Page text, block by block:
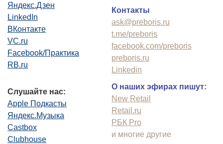
Яндекс.Дзен
LinkedIn
ВКонтакте
VC.ru
Facebook/Практика
RB.ru
Слушайте нас:
Apple Подкасты
Яндекс.Музыка
Castbox
Clubhouse
Контакты
ask@preboris.ru
t.me/preboris
facebook.com/preboris
preboris.ru
Linkedin
О наших эфирах пишут:
New Retail
Retail.ru
РБК Pro
и многие другие